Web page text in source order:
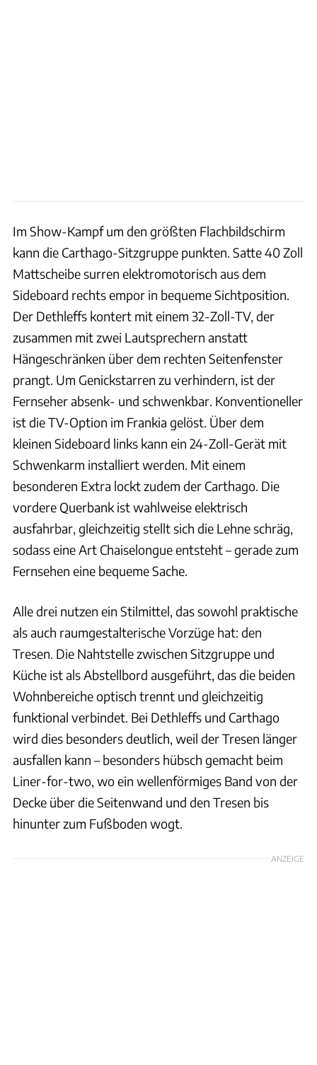
Im Show-Kampf um den größten Flachbildschirm
kann die Carthago-Sitzgruppe punkten. Satte 40 Zoll
Mattscheibe surren elektromotorisch aus dem
Sideboard rechts empor in bequeme Sichtposition.
Der Dethleffs kontert mit einem 32-Zoll-TV, der
zusammen mit zwei Lautsprechern anstatt
Hängeschränken über dem rechten Seitenfenster
prangt. Um Genickstarren zu verhindern, ist der
Fernseher absenk- und schwenkbar. Konventioneller
ist die TV-Option im Frankia gelöst. Über dem
kleinen Sideboard links kann ein 24-Zoll-Gerät mit
Schwenkarm installiert werden. Mit einem
besonderen Extra lockt zudem der Carthago. Die
vordere Querbank ist wahlweise elektrisch
ausfahrbar, gleichzeitig stellt sich die Lehne schräg,
sodass eine Art Chaiselongue entsteht – gerade zum
Fernsehen eine bequeme Sache.
Alle drei nutzen ein Stilmittel, das sowohl praktische
als auch raumgestalterische Vorzüge hat: den
Tresen. Die Nahtstelle zwischen Sitzgruppe und
Küche ist als Abstellbord ausgeführt, das die beiden
Wohnbereiche optisch trennt und gleichzeitig
funktional verbindet. Bei Dethleffs und Carthago
wird dies besonders deutlich, weil der Tresen länger
ausfallen kann – besonders hübsch gemacht beim
Liner-for-two, wo ein wellenförmiges Band von der
Decke über die Seitenwand und den Tresen bis
hinunter zum Fußboden wogt.
ANZEIGE